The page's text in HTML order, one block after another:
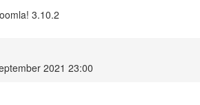
3.10.2
2021 23:00